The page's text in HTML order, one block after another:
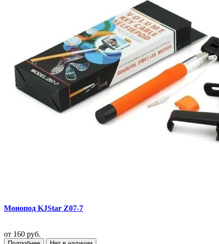
Монопод KJStar Z07-7
от 160 руб.